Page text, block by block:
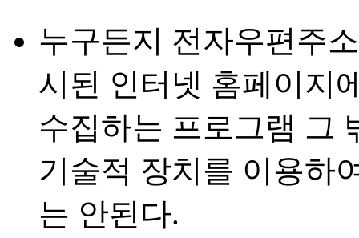
누구든지 전자우편주
시된 인터넷 홈페이지
수집하는 프로그램 그
기술적 장치를 이용하
는 안된다.